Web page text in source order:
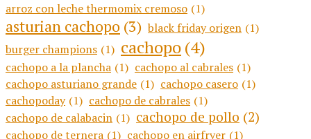
arroz con leche thermomix cremoso (1)
asturian cachopo (3) black friday origen (1)
burger champions (1) cachopo(4)
cachopo a la plancha (1) cachopo al cabrales (1)
cachopo asturiano grande (1) cachopo casero (1)
cachopoday (1) cachopo de cabrales (1)
cachopo de calabacin (1) cachopo de pollo (2)
cachopo de ternera (1) cachopo en airfryer (1)